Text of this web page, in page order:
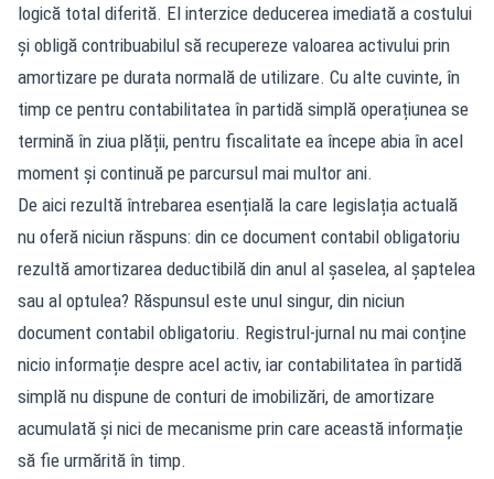
logică total diferită. El interzice deducerea imediată a costului
și obligă contribuabilul să recupereze valoarea activului prin
amortizare pe durata normală de utilizare. Cu alte cuvinte, în
timp ce pentru contabilitatea în partidă simplă operațiunea se
termină în ziua plății, pentru fiscalitate ea începe abia în acel
moment și continuă pe parcursul mai multor ani.
De aici rezultă întrebarea esențială la care legislația actuală
nu oferă niciun răspuns: din ce document contabil obligatoriu
rezultă amortizarea deductibilă din anul al șaselea, al șaptelea
sau al optulea? Răspunsul este unul singur, din niciun
document contabil obligatoriu. Registrul-jurnal nu mai conține
nicio informație despre acel activ, iar contabilitatea în partidă
simplă nu dispune de conturi de imobilizări, de amortizare
acumulată și nici de mecanisme prin care această informație
să fie urmărită în timp.